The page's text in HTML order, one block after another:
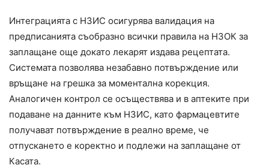
Интеграцията с НЗИС осигурява валидация на
предписанията съобразно всички правила на НЗОК за
заплащане още докато лекарят издава рецептата.
Системата позволява незабавно потвърждение или
връщане на грешка за моментална корекция.
Аналогичен контрол се осъществява и в аптеките при
подаване на данните към НЗИС, като фармацевтите
получават потвърждение в реално време, че
отпускането е коректно и подлежи на заплащане от
Касата.